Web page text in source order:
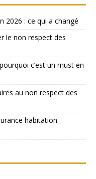
2026 : ce qui a changé
le non respect des
c’est un must en
au non respect des
habitation